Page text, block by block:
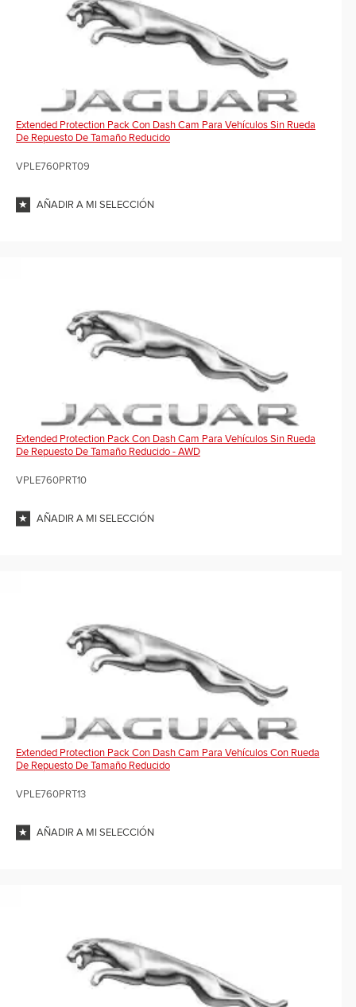
Extended Protection Pack Con Dash Cam Para Vehículos Sin Rueda
De Repuesto De Tamaño Reducido
VPLE760PRT09
AÑADIR A MI SELECCIÓN
Extended Protection Pack Con Dash Cam Para Vehículos Sin Rueda
De Repuesto De Tamaño Reducido - AWD
VPLE760PRT10
AÑADIR A MI SELECCIÓN
Extended Protection Pack Con Dash Cam Para Vehículos Con Rueda
De Repuesto De Tamaño Reducido
VPLE760PRT13
AÑADIR A MI SELECCIÓN